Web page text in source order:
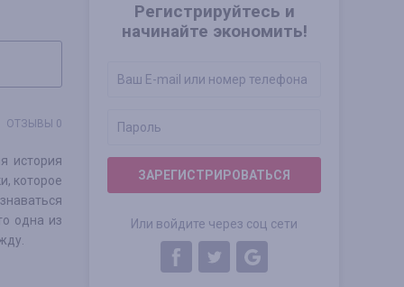
Регистрируйтесь и
начинайте экономить!
ЗАРЕГИСТРИРОВАТЬСЯ
Или войдите через соц сети
ОТЗЫВЫ 0
история
которое
одна из